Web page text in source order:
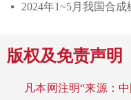
넸 2024年1~5月我国合
版权及免责声明
凡本网注明“来源：中